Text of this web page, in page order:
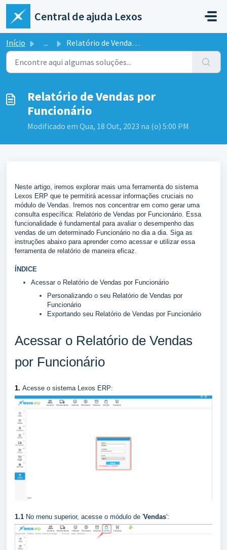
Ir para o conteúdo principal
Central de ajuda Lexos
Início ... Relatório de Vendas por Funcionário
Relatório de Vendas por
Funcionário
Modificado em Qua, 18 Out, 2023 na (o) 5:00 PM
Neste artigo, iremos explorar mais uma ferramenta do sistema
Lexos ERP que te permitirá acessar informações cruciais no
módulo de Vendas. Iremos nos concentrar em como gerar uma
consulta específica: Relatório de Vendas por Funcionário. Essa
funcionalidade é fundamental para avaliar o desempenho das
vendas de um determinado Funcionário no dia a dia. Siga as
instruções abaixo para aprender como acessar e utilizar essa
ferramenta de relatório de maneira eficaz.
ÍNDICE
Acessar o Relatório de Vendas por Funcionário
Personalizando o seu Relatório de Vendas por
Funcionário
Exportando seu Relatório de Vendas por Funcionário
Acessar o Relatório de Vendas
por Funcionário
1. Acesse o sistema Lexos ERP:
1.1 No menu superior, acesse o módulo de 'Vendas':